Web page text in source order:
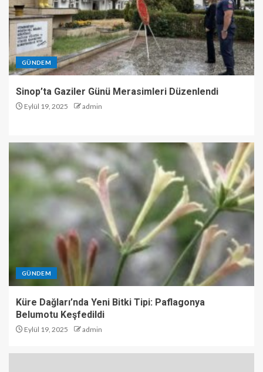
GÜNDEM
Sinop’ta Gaziler Günü Merasimleri Düzenlendi
Eylül 19, 2025 admin
GÜNDEM
Küre Dağları’nda Yeni Bitki Tipi: Paflagonya
Belumotu Keşfedildi
Eylül 19, 2025 admin